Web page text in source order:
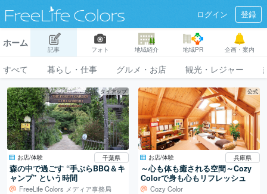
ログイン 登録
ホーム
記事 フォト 地域紹介 地域PR 企画・案内
すべて 暮らし・仕事 グルメ・お店 観光・レジャー
タイアップ
お店/体験 千葉県
森の中で過ごす “手ぶらBBQ＆キ
ャンプ” という時間
FreeLife Colors メディア事務局
公式
お店/体験 兵庫県
～心も体も癒される空間～Cozy
Colorで身も心もリフレッシュ
Cozy Color